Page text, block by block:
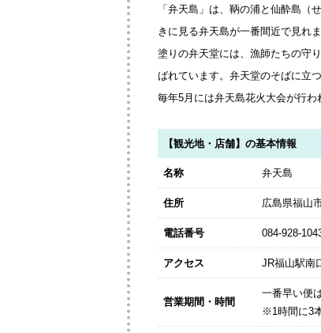
「弁天島」は、鞆の浦と仙酔島（
きに見る弁天島が一番間近で見れ
塗りの弁天堂には、漁師たちの守
ばれています。弁天堂のそばに立
毎年5月には弁天島花火大会が行わ
【観光地・店舗】の基本情報
名称 弁天島
住所 広島県福山
電話番号 084-928-
アクセス JR福山駅南
営業期間・時間
一番早い便
※1時間に3